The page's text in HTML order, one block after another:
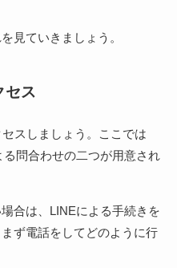
見ていきましょう。
セス
スしましょう。ここでは
問合わせの二つが用意され
合は、LINEによる手続きを
ず電話をしてどのように行